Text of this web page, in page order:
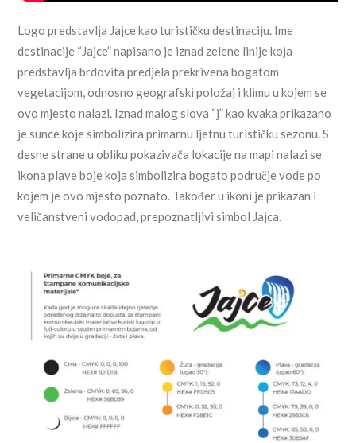
Logo predstavlja Jajce kao turističku destinaciju. Ime
destinacije “Jajce” napisano je iznad zelene linije koja
predstavlja brdovita predjela prekrivena bogatom
vegetacijom, odnosno geografski položaj i klimu u kojem se
ovo mjesto nalazi. Iznad malog slova “j” kao kvaka prikazano
je sunce koje simbolizira primarnu ljetnu turističku sezonu. S
desne strane u obliku pokazivača lokacije na mapi nalazi se
ikona plave boje koja simbolizira bogato područje vode po
kojem je ovo mjesto poznato. Također u ikoni je prikazan i
veličanstveni vodopad, prepoznatljivi simbol Jajca.